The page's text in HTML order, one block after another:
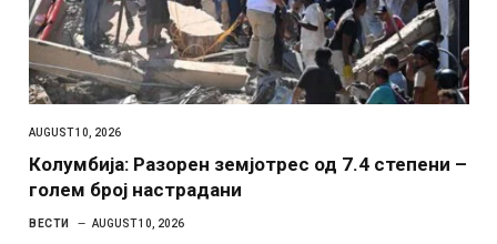
AUGUST 10, 2026
Колумбија: Разорен земјотрес од 7.4 степени –
голем број настрадани
ВЕСТИ AUGUST 10, 2026